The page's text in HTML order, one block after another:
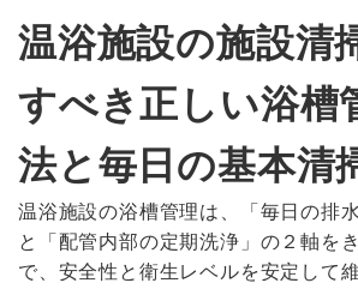
温浴施設の施設清
すべき正しい浴槽
法と毎日の基本清
温浴施設の浴槽管理は、「毎日の排
と「配管内部の定期洗浄」の２軸を
で、安全性と衛生レベルを安定して